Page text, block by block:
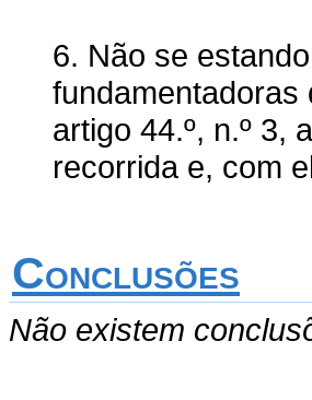
6. Não se
fundamentadoras
artigo 44.º, n.º 3,
recorrida e, com
Conclusões
Não existem